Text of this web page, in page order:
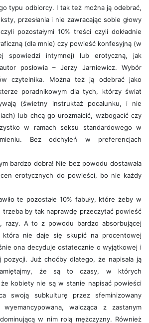
typu odbiorcy. I tak też można ją odebrać,
przesłania i nie zawracając sobie głowy
pozostałymi 10% treści czyli dokładnie
(dla mnie) czy powieść konfesyjną (w
spowiedzi intymnej) lub erotyczną, jak
posłowia – Jerzy Jarniewicz. Wybór
czytelnika. Można też ją odebrać jako
poradnikowym dla tych, którzy świat
(świetny instruktaż pocałunku, i nie
lub chcą go urozmaicić, wzbogacić czy
w ramach seksu standardowego w
Bez odchyleń w preferencjach
bardzo dobra! Nie bez powodu dostawała
erotycznych do powieści, bo nie każdy
te pozostałe 10% fabuły, które żeby w
trzeba by tak naprawdę przeczytać powieść
razy. A to z powodu bardzo absorbującej
która nie daje się skupić na procentowej
ona decyduje ostatecznie o wyjątkowej i
Już choćby dlatego, że napisała ją
że są to czasy, w których
kobiety nie są w stanie napisać powieści
swoją subkulturę przez sfeminizowany
wyemancypowana, walcząca z zastanym
w nim rolą mężczyzny. Również